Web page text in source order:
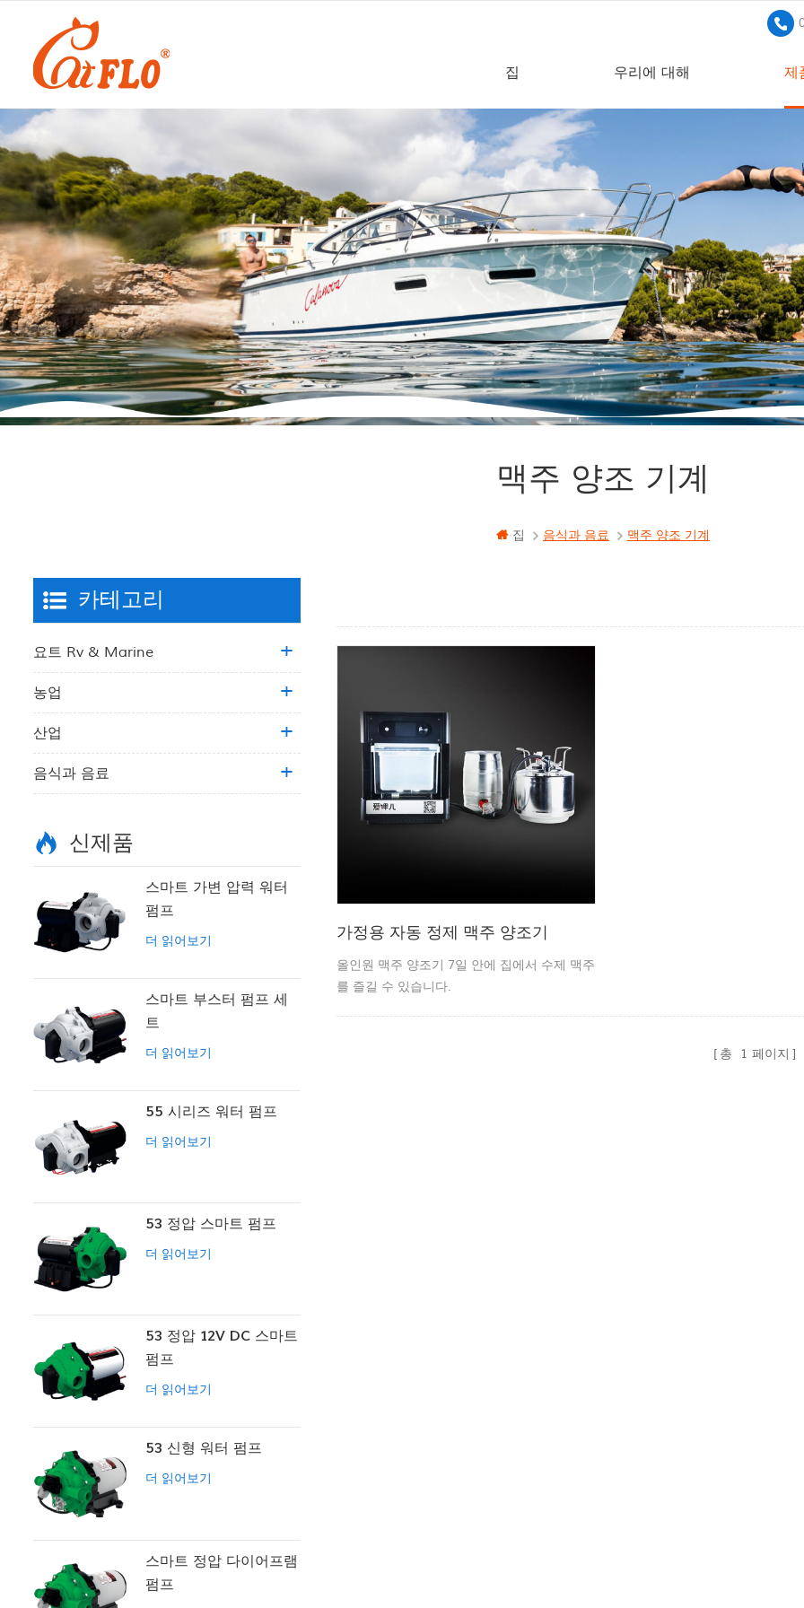
집 우리에 대해 제
맥주 양조 기계
집 음식과 음료 맥주 양조 기계
가정용 자동 정제 맥주 양조기
올인원 맥주 양조기 7일 안에 집에서 수제 맥주
를 즐길 수 있습니다.
총 1 페이지
카테고리
요트 Rv & Marine
농업
산업
음식과 음료
신제품
스마트 가변 압력 워터
펌프
더 읽어보기
스마트 부스터 펌프 세
트
더 읽어보기
55 시리즈 워터 펌프
더 읽어보기
53 정압 스마트 펌프
더 읽어보기
53 정압 12V DC 스마트
펌프
더 읽어보기
53 신형 워터 펌프
더 읽어보기
스마트 정압 다이어프램
펌프